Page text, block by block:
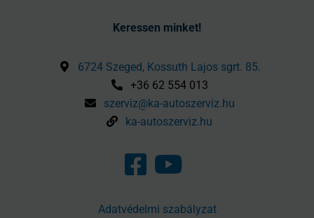
Keressen minket!
6724 Szeged, Kossuth Lajos sgrt. 85.
+36 62 554 013
szerviz@ka-autoszerviz.hu
ka-autoszerviz.hu
Adatvédelmi szabályzat